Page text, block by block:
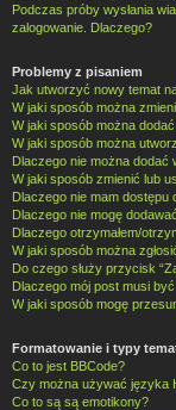
Podczas próby wysłania
zalogowanie. Dlaczego?
Problemy z pisaniem
Jak utworzyć nowy temat
W jaki sposób można
W jaki sposób można
W jaki sposób można
Dlaczego nie można dodać
W jaki sposób zmienić lub
Dlaczego nie mam dostępu
Dlaczego nie mogę
Dlaczego otrzymałem/
W jaki sposób można
Do czego służy przycisk
Dlaczego mój post musi
W jaki sposób mogę
Formatowanie i typy
Co to jest BBCode?
Czy można używać języka
Co to są są emotikony?